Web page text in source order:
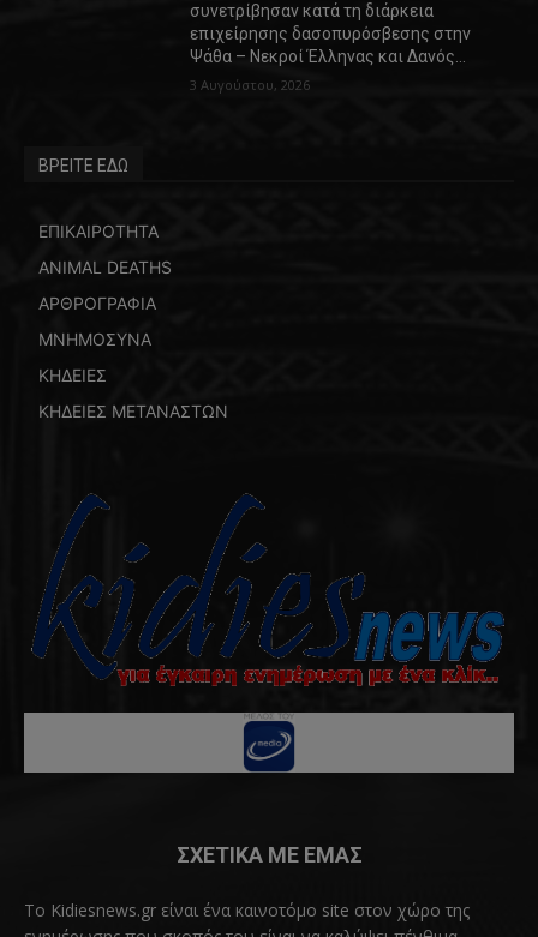
συνετρίβησαν κατά τη διάρκεια
επιχείρησης δασοπυρόσβεσης στην
Ψάθα – Νεκροί Έλληνας και Δανός…
3 Αυγούστου, 2026
ΒΡΕΙΤΕ ΕΔΩ
ΕΠΙΚΑΙΡΟΤΗΤΑ
ANIMAL DEATHS
ΑΡΘΡΟΓΡΑΦΙΑ
ΜΝΗΜΟΣΥΝΑ
ΚΗΔΕΙΕΣ
ΚΗΔΕΙΕΣ ΜΕΤΑΝΑΣΤΩΝ
ΣΧΕΤΙΚΑ ΜΕ ΕΜΑΣ
Το Kidiesnews.gr είναι ένα καινοτόμο site στον χώρο της